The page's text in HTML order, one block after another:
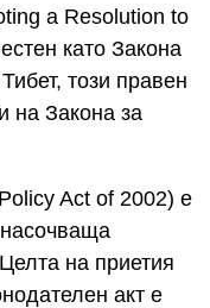
a Resolution to
като Закона
този правен
на Закона за
Act of 2002) е
на приетия
акт е